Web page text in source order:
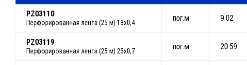
PZ03110
Перфорированная лента (25 м) 13х0,4
пог.м 9.02
PZ03119
Перфорированная лента (25 м) 25х0,7
пог.м 20.59